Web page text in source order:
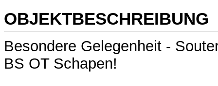
OBJEKTBESCHREIBUNG
Besondere Gelegenheit -
BS OT Schapen!